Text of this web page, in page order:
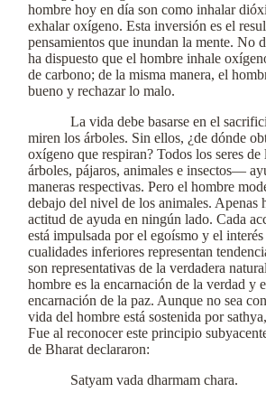
hombre hoy en día son como inhalar
exhalar oxígeno. Esta inversión es el
pensamientos que inundan la mente. No
ha dispuesto que el hombre inhale
de carbono; de la misma manera, el
bueno y rechazar lo malo.
La vida debe basarse en el
miren los árboles. Sin ellos, ¿de dónde
oxígeno que respiran? Todos los seres
árboles, pájaros, animales e insectos—
maneras respectivas. Pero el hombre
debajo del nivel de los animales. Apenas
actitud de ayuda en ningún lado. Cada
está impulsada por el egoísmo y el
cualidades inferiores representan
son representativas de la verdadera
hombre es la encarnación de la verdad y
encarnación de la paz. Aunque no sea
vida del hombre está sostenida por
Fue al reconocer este principio
de Bharat declararon:
Satyam vada dharmam chara.